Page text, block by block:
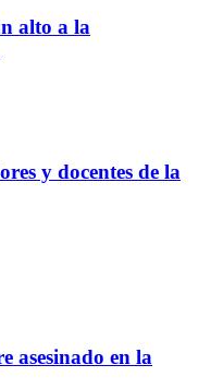
alto a la
y docentes de la
asesinado en la